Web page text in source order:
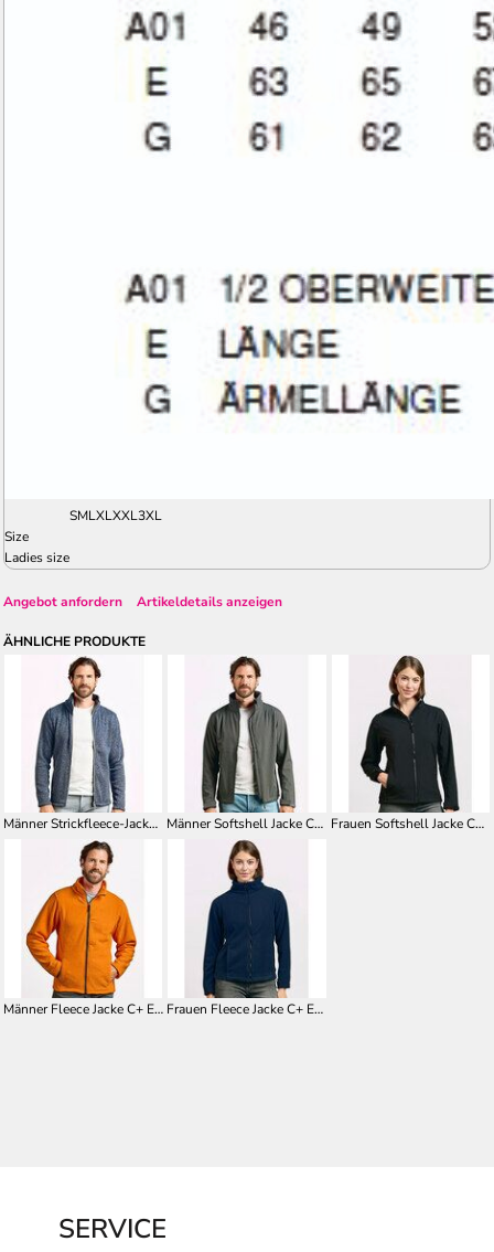
SMLXLXXL3XL
Size
Ladies size
Angebot anfordern Artikeldetails anzeigen
ÄHNLICHE PRODUKTE
Männer Strickfleece-Jacke C+ mit Stehkragen E7720 Männer Softshell Jacke C+ E7820 Frauen Softshell Jacke C+ E7821
Männer Fleece Jacke C+ E7910 Frauen Fleece Jacke C+ E7911
SERVICE